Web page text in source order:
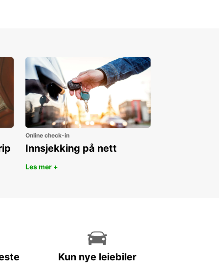
Online check-in
Innsjekking på nett
Les mer +
Kun nye leiebiler